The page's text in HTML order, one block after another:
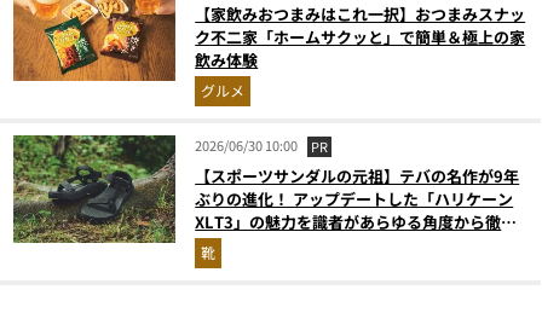
【家飲みおつまみはこれ一択】おつまみスナッ
ク不二家「ホームサクッと」で簡単＆極上の家
飲み体験
グルメ
2026/06/30 10:00 PR
【スポーツサンダルの元祖】テバの名作が9年
ぶりの進化！ アップデートした「ハリケーン
XLT3」の魅力を識者があらゆる角度から徹底
解説！
靴